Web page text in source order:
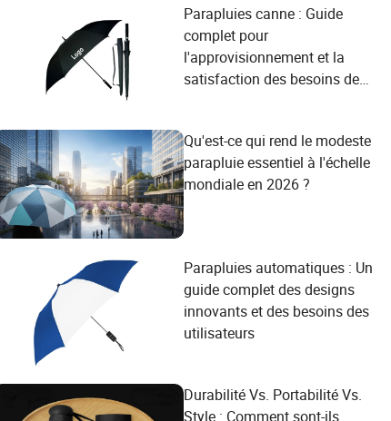
Parapluies canne : Guide
complet pour
l'approvisionnement et la
satisfaction des besoins des
mesure
Qu'est-ce qui rend le modeste
parapluie essentiel à l'échelle
mondiale en 2026 ?
Parapluies automatiques : Un
guide complet des designs
innovants et des besoins des
utilisateurs
Durabilité Vs. Portabilité Vs.
Style : Comment sont-ils